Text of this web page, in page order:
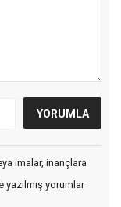
imalar, inançlara
yorumlar